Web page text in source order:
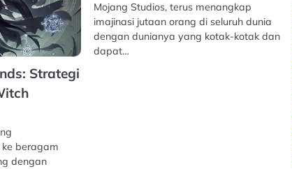
Strategi
beragam
dengan
Mojang Studios, terus menangkap
imajinasi jutaan orang di seluruh dunia
dengan dunianya yang kotak-kotak dan
dapat…